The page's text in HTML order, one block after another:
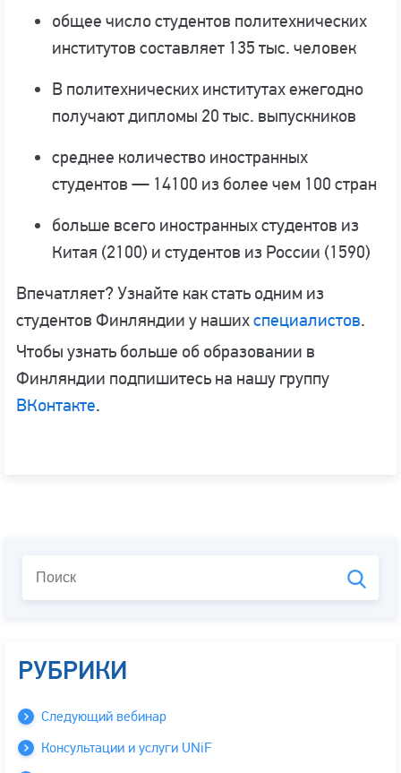
общее число студентов политехнических
институтов составляет 135 тыс. человек
В политехнических институтах ежегодно
получают дипломы 20 тыс. выпускников
среднее количество иностранных
студентов — 14100 из более чем 100 стран
больше всего иностранных студентов из
Китая (2100) и студентов из России (1590)
Впечатляет? Узнайте как стать одним из
студентов Финляндии у нашихспециалистов.
Чтобы узнать больше об образовании в
Финляндии подпишитесь на нашу группу
ВКонтакте.
РУБРИКИ
Следующий вебинар
Консультации и услуги UNiF